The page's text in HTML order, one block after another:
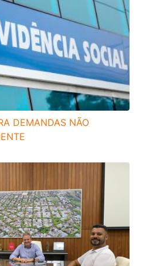
DEMANDAS NÃO